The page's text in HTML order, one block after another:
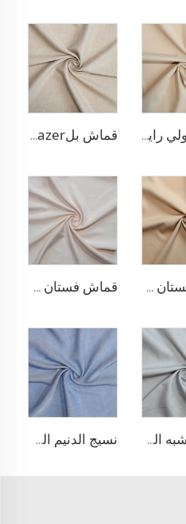
قماش بولي رايون لسترة البلازر قماش بلazer يشبه الكتان من مادة TR
قماش فستان منسوج مزدوج من مادة TR قماش فستان من الليوسيل 100% يشبه الكتان
قماش يشبه الدنيم المطاطي من مادة TR نسيج الدنيم المشابه للبولي ليوسيل